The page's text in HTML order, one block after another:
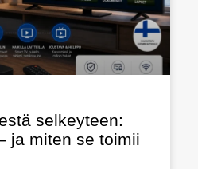
selkeyteen:
ja miten se toimii